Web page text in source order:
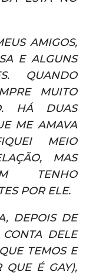
AMIGOS,
E ALGUNS
QUANDO
MUITO
HÁ DUAS
ME AMAVA
MEIO
MAS
TENHO
POR ELE.
DEPOIS DE
DELE
TEMOS E
QUE É GAY),